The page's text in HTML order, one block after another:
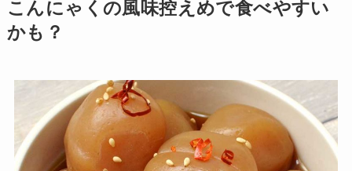
こんにゃくの風味控えめで食べやすい
かも？